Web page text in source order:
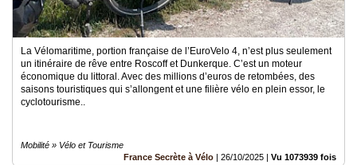
La Vélomaritime, portion française de l’EuroVelo 4, n’est plus seulement
un itinéraire de rêve entre Roscoff et Dunkerque. C’est un moteur
économique du littoral. Avec des millions d’euros de retombées, des
saisons touristiques qui s’allongent et une filière vélo en plein essor, le
cyclotourisme..
Mobilité » Vélo et Tourisme
France Secrète à Vélo | 26/10/2025 | Vu 1073939 fois